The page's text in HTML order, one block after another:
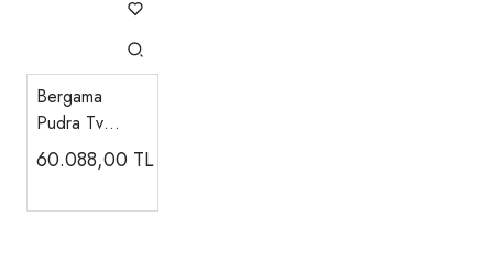
Bergama
Pudra Tv
Ünitesi
60.088,00 TL